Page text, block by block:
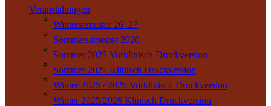
Veranstaltungen
Wintersemester 26_27
Sommersemester 2026
Sommer 2025 Vorklinisch Druckversion
Sommer 2025 Klinisch Druckversion
Winter 2025 / 2026 Vorklinisch Druckversion
Winter 2025/2026 Klinisch Druckversion